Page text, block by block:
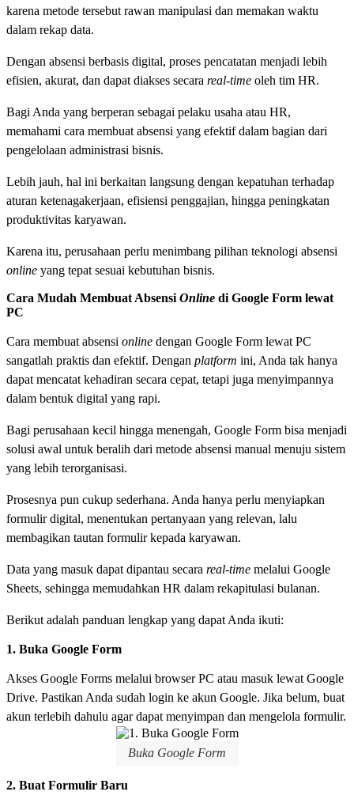
karena metode tersebut rawan manipulasi dan memakan waktu
dalam rekap data.
Dengan absensi berbasis digital, proses pencatatan menjadi lebih
efisien, akurat, dan dapat diakses secara real-time oleh tim HR.
Bagi Anda yang berperan sebagai pelaku usaha atau HR,
memahami cara membuat absensi yang efektif dalam bagian dari
pengelolaan administrasi bisnis.
Lebih jauh, hal ini berkaitan langsung dengan kepatuhan terhadap
aturan ketenagakerjaan, efisiensi penggajian, hingga peningkatan
produktivitas karyawan.
Karena itu, perusahaan perlu menimbang pilihan teknologi absensi
online yang tepat sesuai kebutuhan bisnis.
Cara Mudah Membuat Absensi Online di Google Form lewat
PC
Cara membuat absensi online dengan Google Form lewat PC
sangatlah praktis dan efektif. Dengan platform ini, Anda tak hanya
dapat mencatat kehadiran secara cepat, tetapi juga menyimpannya
dalam bentuk digital yang rapi.
Bagi perusahaan kecil hingga menengah, Google Form bisa menjadi
solusi awal untuk beralih dari metode absensi manual menuju sistem
yang lebih terorganisasi.
Prosesnya pun cukup sederhana. Anda hanya perlu menyiapkan
formulir digital, menentukan pertanyaan yang relevan, lalu
membagikan tautan formulir kepada karyawan.
Data yang masuk dapat dipantau secara real-time melalui Google
Sheets, sehingga memudahkan HR dalam rekapitulasi bulanan.
Berikut adalah panduan lengkap yang dapat Anda ikuti:
1. Buka Google Form
Akses Google Forms melalui browser PC atau masuk lewat Google
Drive. Pastikan Anda sudah login ke akun Google. Jika belum, buat
akun terlebih dahulu agar dapat menyimpan dan mengelola formulir.
Buka Google Form
2. Buat Formulir Baru